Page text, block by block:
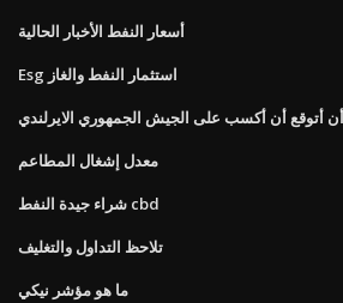
أسعار النفط الأخبار الحالية
Esg استثمار النفط والغاز
أتوقع أن أكسب على الجيش الجمهوري الايرلندي
معدل إشغال المطاعم
شراء جيدة النفط cbd
تلاحظ التداول والتغليف
ما هو مؤشر نيكي